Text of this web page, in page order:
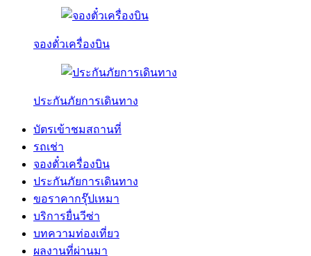
จองตั๋วเครื่องบิน
ประกันภัยการเดินทาง
บัตรเข้าชมสถานที่
รถเช่า
จองตั๋วเครื่องบิน
ประกันภัยการเดินทาง
ขอราคากรุ๊ปเหมา
บริการยื่นวีซ่า
บทความท่องเที่ยว
ผลงานที่ผ่านมา